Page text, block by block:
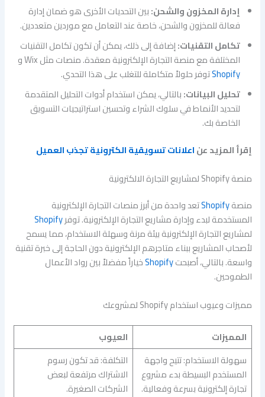
إدارة المخزون والشحن:بين التحديات الأخرى هو ضمان إدارة
فعالة للمخزون والشحن، خاصة عند التعامل مع موردين متعددين.
تكامل التقنيات:إضافة إلى ذلك، يمكن أن تكون تكامل التقنيات
المختلفة مع منصة التجارة الإلكترونية معقدة. منصات مثل Wix و
Shopifyتوفر حلولاً متكاملة للتغلب على هذا التحدي.
تحليل البيانات:بالتالي، يمكن استخدام أدوات التحليل المتقدمة
لتحديد الأنماط في سلوك الشراء وتحسين استراتيجيات التسويق
الخاصة بك.
إقرأ المزيد عناعلانات تسويقية الكترونية تجذب العميل
منصة Shopify لمشاريع التجارة الالكترونية
منصةShopifyتعد واحدة من أبرز منصات التجارة الإلكترونية
المستخدمة لبدء وإدارة مشاريع التجارة الإلكترونية. توفرShopify
لمشاريع التجارة الإلكترونية بيئة مرنة وسهلة الاستخدام، مما يسمح
لأصحاب المشاريع ببناء متاجرهم الإلكترونية دون الحاجة إلى خبرة تقنية
واسعة. بالتالي، أصبحتShopifyخياراً مفضلاً بين رواد الأعمال
الطموحين.
مميزات وعيوب استخدام Shopify لمشروعك
المميزات
العيوب
سهولة الاستخدام: تتيح واجهة
المستخدم البسيطة بدء مشروع
تجارة إلكترونية بسرعة وفعالية.
التكلفة: قد تكون رسوم
الاشتراك مرتفعة لبعض
الشركات الصغيرة.